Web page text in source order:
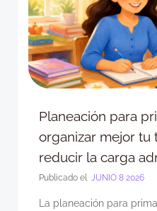
Planeación para
organizar mejor tu
reducir la carga
Publicado el JUNIO 8 2026
La planeación para